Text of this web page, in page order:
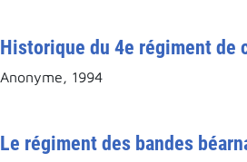
Historique du 4e régiment de
Anonyme, 1994
Le régiment des bandes